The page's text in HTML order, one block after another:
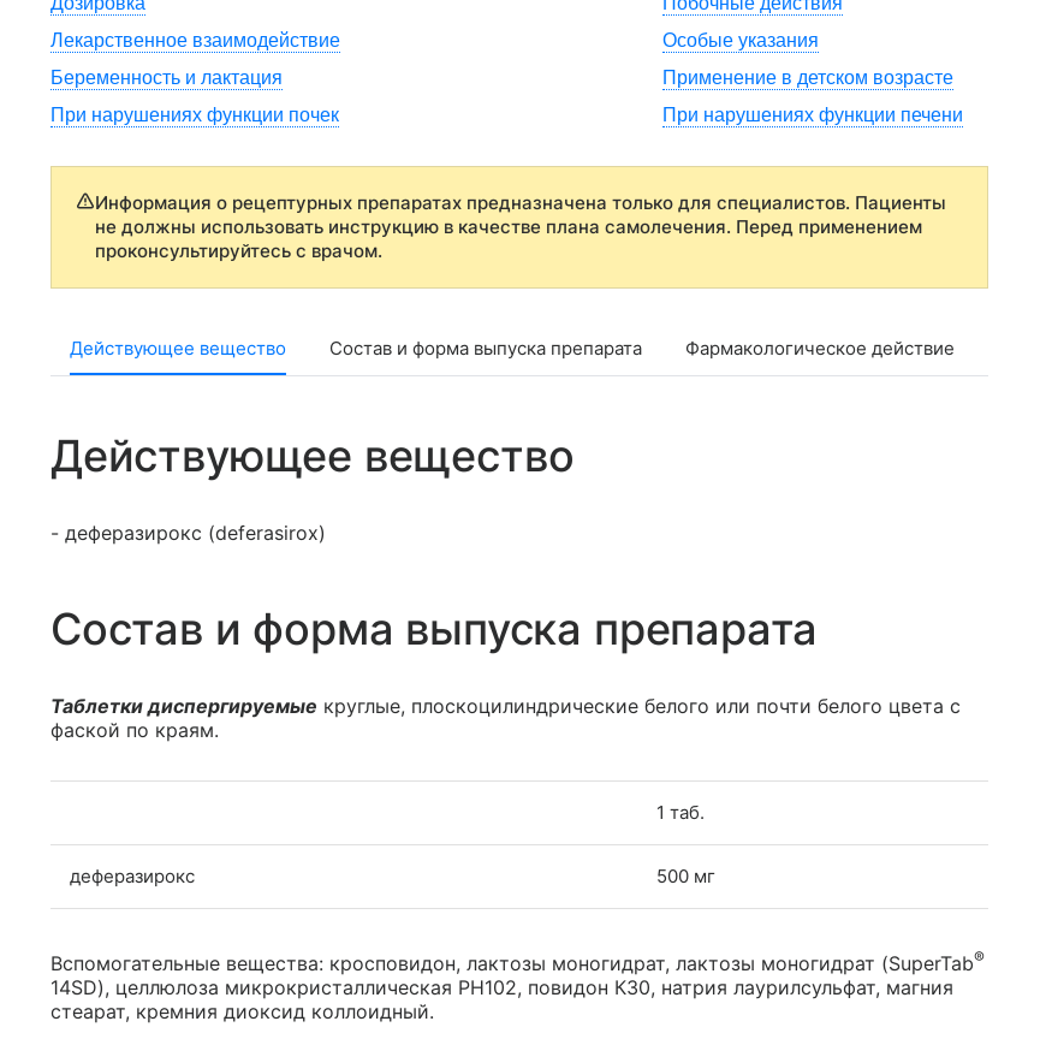
Лекарственное взаимодействие
Особые указания
Беременность и лактация
Применение в детском возрасте
При нарушениях функции почек
При нарушениях функции печени
Информация о рецептурных препаратах предназначена только для специалистов. Пациенты
не должны использовать инструкцию в качестве плана самолечения. Перед применением
проконсультируйтесь с врачом.
Действующее вещество Состав и форма выпуска препарата Фармакологическое действие
Действующее вещество
- деферазирокс (deferasirox)
Состав и форма выпуска препарата
Таблетки диспергируемые круглые, плоскоцилиндрические белого или почти белого цвета с
фаской по краям.
1 таб.
деферазирокс 500 мг
Вспомогательные вещества: кросповидон, лактозы моногидрат, лактозы моногидрат (SuperTab®
14SD), целлюлоза микрокристаллическая PH102, повидон К30, натрия лаурилсульфат, магния
стеарат, кремния диоксид коллоидный.